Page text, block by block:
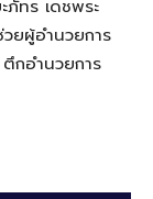
ภัทร เดชพระ
ยผู้อำนวยการ
กอำนวยการ